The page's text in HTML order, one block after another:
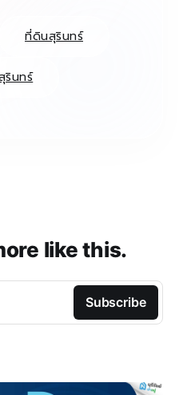
ที่ดินสุรินทร์
รินทร์
like this.
Subscribe